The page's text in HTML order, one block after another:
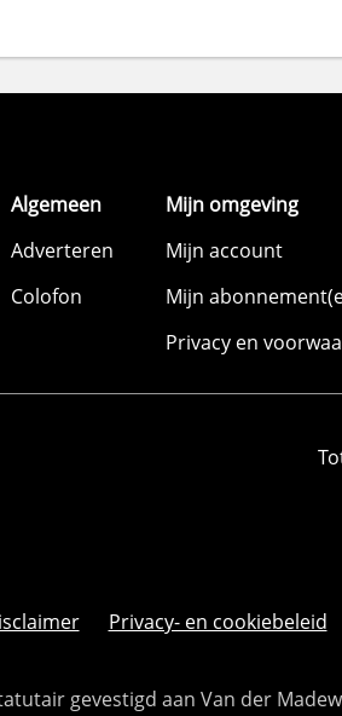
Algemeen
Adverteren
Colofon
Mijn omgeving
Mijn account
Mijn
Privacy en
Privacy- en cookiebeleid
gevestigd aan Van der